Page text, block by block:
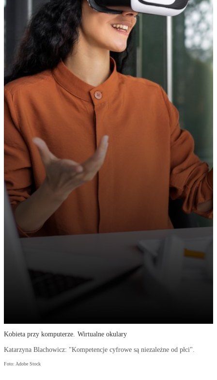
Kobieta przy komputerze. Wirtualne okulary
Katarzyna Blachowicz: "Kompetencje cyfrowe są niezależne od płci".
Foto: Adobe Stock